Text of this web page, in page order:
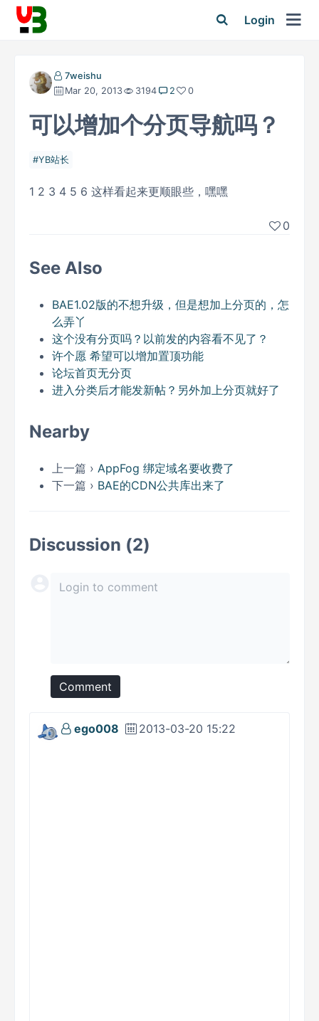
Login
7weishu
Mar 20, 2013
3194 2 0
可以增加个分页导航吗？
YB站长
1 2 3 4 5 6 这样看起来更顺眼些，嘿嘿
0
See Also
BAE1.02版的不想升级，但是想加上分页的，怎
么弄丫
这个没有分页吗？以前发的内容看不见了？
许个愿 希望可以增加置顶功能
论坛首页无分页
进入分类后才能发新帖？另外加上分页就好了
Nearby
上一篇 › AppFog 绑定域名要收费了
下一篇 › BAE的CDN公共库出来了
Discussion (2)
Comment
ego008 2013-03-20 15:22